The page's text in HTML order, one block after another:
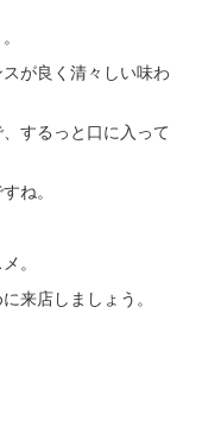
が良く清々しい味わ
するっと口に入って
ね。
。
来店しましょう。